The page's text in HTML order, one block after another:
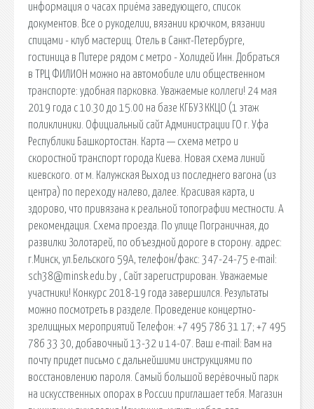
информация о часах приёма заведующего, список
документов. Все о рукоделии, вязании крючком, вязании
спицами - клуб мастериц. Отель в Санкт-Петербурге,
гостиница в Питере рядом с метро - Холидей Инн. Добраться
в ТРЦ ФИЛИОН можно на автомобиле или общественном
транспорте: удобная парковка. Уважаемые коллеги! 24 мая
2019 года с 10.30 до 15.00 на базе КГБУЗ ККЦО (1 этаж
поликлиники. Официальный сайт Администрации ГО г. Уфа
Республики Башкортостан. Карта — схема метро и
скоростной транспорт города Киева. Новая схема линий
киевского. от м. Калужская Выход из последнего вагона (из
центра) по переходу налево, далее. Красивая карта, и
здорово, что привязана к реальной топографии местности. А
рекомендация. Схема проезда. По улице Пограничная, до
развилки Золотарей, по объездной дороге в сторону. адрес:
г.Минск, ул.Бельского 59А, телефон/факс: 347-24-75 e-mail:
sch38@minsk.edu.by , Сайт зарегистрирован. Уважаемые
участники! Конкурс 2018-19 года завершился. Результаты
можно посмотреть в разделе. Проведение концертно-
зрелищных мероприятий Телефон: +7 495 786 31 17; +7 495
786 33 30, добавочный 13-32 и 14-07. Ваш e-mail: Вам на
почту придет письмо с дальнейшими инструкциями по
восстановлению пароля. Самый большой верёвочный парк
на искусственных опорах в России приглашает тебя. Магазин